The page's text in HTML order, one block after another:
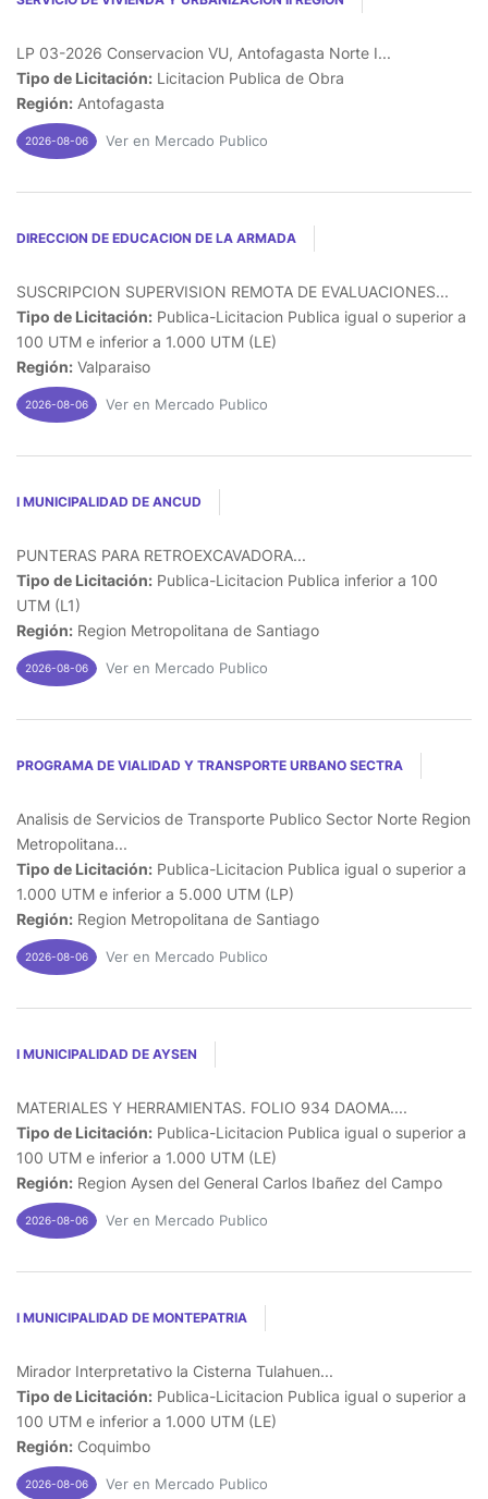
LP 03-2026 Conservacion VU, Antofagasta Norte I...
Tipo de Licitación: Licitacion Publica de Obra
Región: Antofagasta
2026-08-06 Ver en Mercado Publico
DIRECCION DE EDUCACION DE LA ARMADA
SUSCRIPCION SUPERVISION REMOTA DE EVALUACIONES...
Tipo de Licitación: Publica-Licitacion Publica igual o superior a
100 UTM e inferior a 1.000 UTM (LE)
Región: Valparaiso
2026-08-06 Ver en Mercado Publico
I MUNICIPALIDAD DE ANCUD
PUNTERAS PARA RETROEXCAVADORA...
Tipo de Licitación: Publica-Licitacion Publica inferior a 100
UTM (L1)
Región: Region Metropolitana de Santiago
2026-08-06 Ver en Mercado Publico
PROGRAMA DE VIALIDAD Y TRANSPORTE URBANO SECTRA
Analisis de Servicios de Transporte Publico Sector Norte Region
Metropolitana...
Tipo de Licitación: Publica-Licitacion Publica igual o superior a
1.000 UTM e inferior a 5.000 UTM (LP)
Región: Region Metropolitana de Santiago
2026-08-06 Ver en Mercado Publico
I MUNICIPALIDAD DE AYSEN
MATERIALES Y HERRAMIENTAS. FOLIO 934 DAOMA....
Tipo de Licitación: Publica-Licitacion Publica igual o superior a
100 UTM e inferior a 1.000 UTM (LE)
Región: Region Aysen del General Carlos Ibañez del Campo
2026-08-06 Ver en Mercado Publico
I MUNICIPALIDAD DE MONTEPATRIA
Mirador Interpretativo la Cisterna Tulahuen...
Tipo de Licitación: Publica-Licitacion Publica igual o superior a
100 UTM e inferior a 1.000 UTM (LE)
Región: Coquimbo
2026-08-06 Ver en Mercado Publico